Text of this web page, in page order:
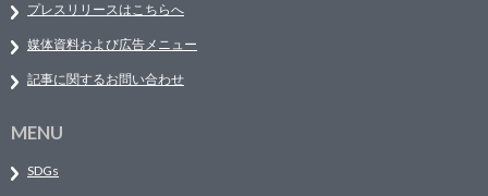
プレスリリースはこちらへ
媒体資料および広告メニュー
記事に関するお問い合わせ
MENU
SDGs